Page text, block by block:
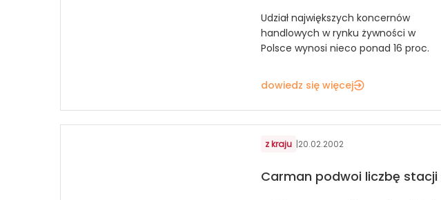
Udział największych koncernów
handlowych w rynku żywności w
Polsce wynosi nieco ponad 16 proc.
dowiedz się więcej
z kraju |20.02.2002
Carman podwoi liczbę stacji